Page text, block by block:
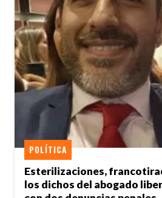
Esterilizaciones,
los dichos del abogado
POLÍTICA